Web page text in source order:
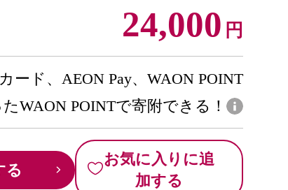
24,000 円
ード、AEON Pay、WAON POINT
WAON POINTで寄附できる！
る
お気に入りに追
加する